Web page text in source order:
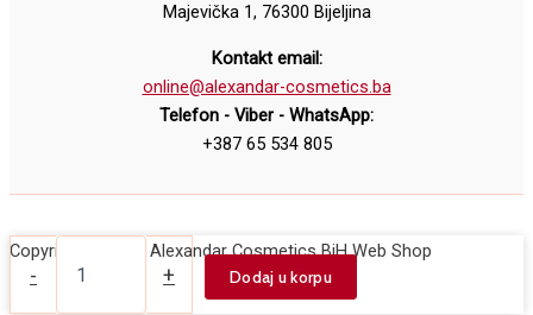
Majevička 1, 76300 Bijeljina
Kontakt email:
online@alexandar-cosmetics.ba
Telefon - Viber - WhatsApp:
+387 65 534 805
Copyright © 2026 Alexandar Cosmetics BiH Web Shop
-
Frizerska
+ Dodaj u korpu